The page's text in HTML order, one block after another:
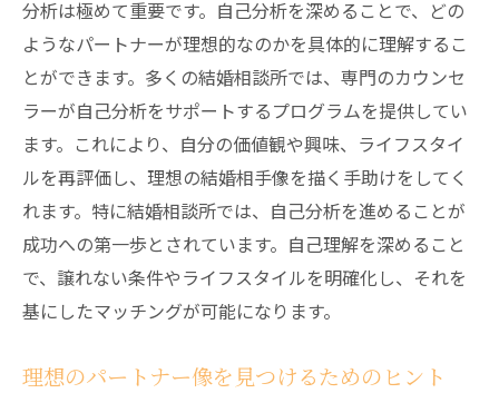
分析は極めて重要です。自己分析を深めることで、どの
ようなパートナーが理想的なのかを具体的に理解するこ
とができます。多くの結婚相談所では、専門のカウンセ
ラーが自己分析をサポートするプログラムを提供してい
ます。これにより、自分の価値観や興味、ライフスタイ
ルを再評価し、理想の結婚相手像を描く手助けをしてく
れます。特に結婚相談所では、自己分析を進めることが
成功への第一歩とされています。自己理解を深めること
で、譲れない条件やライフスタイルを明確化し、それを
基にしたマッチングが可能になります。
理想のパートナー像を見つけるためのヒント